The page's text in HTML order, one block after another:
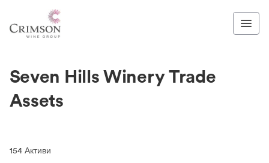
Seven Hills Winery Trade
Assets
154 Активи